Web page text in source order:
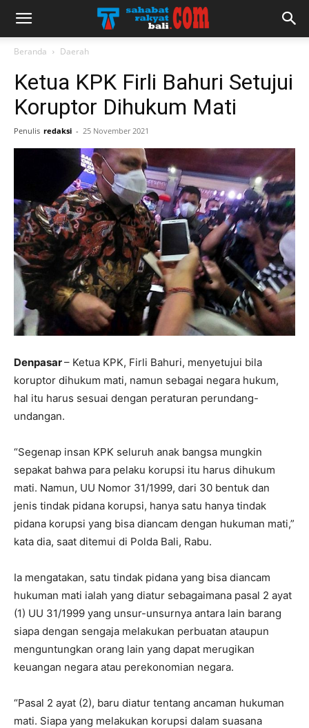
Beranda Daerah
Ketua KPK Firli Bahuri Setujui
Koruptor Dihukum Mati
Penulis redaksi - 25 November 2021
Denpasar– Ketua KPK, Firli Bahuri, menyetujui bila
koruptor dihukum mati, namun sebagai negara hukum,
hal itu harus sesuai dengan peraturan perundang-
undangan.
“Segenap insan KPK seluruh anak bangsa mungkin
sepakat bahwa para pelaku korupsi itu harus dihukum
mati. Namun, UU Nomor 31/1999, dari 30 bentuk dan
jenis tindak pidana korupsi, hanya satu hanya tindak
pidana korupsi yang bisa diancam dengan hukuman mati,”
kata dia, saat ditemui di Polda Bali, Rabu.
Ia mengatakan, satu tindak pidana yang bisa diancam
hukuman mati ialah yang diatur sebagaimana pasal 2 ayat
(1) UU 31/1999 yang unsur-unsurnya antara lain barang
siapa dengan sengaja melakukan perbuatan ataupun
menguntungkan orang lain yang dapat merugikan
keuangan negara atau perekonomian negara.
“Pasal 2 ayat (2), baru diatur tentang ancaman hukuman
mati. Siapa yang melakukan korupsi dalam suasana